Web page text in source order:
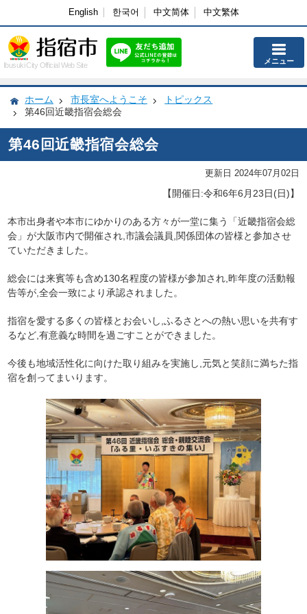
English 한국어 中文简体 中文繁体
Ibusuki City Official Web Site メニュー
ホーム 市長室へようこそ
トピックス
第46回近畿指宿会総会
第46回近畿指宿会総会
更新日 2024年07月02日
【開催日:令和6年6 月 23日(日)】
本市出身者や本市にゆかりのある方々が一堂に集う「近畿指宿会総
会」が大阪市内で開催され,市議会議員,関係団体の皆様と参加させ
ていただきました。
総会には来賓等も含め130名程度の皆様が参加され,昨年度の活動報
告等が,全会一致により承認されました。
指宿を愛する多くの皆様とお会いし,ふるさとへの熱い思いを共有す
るなど,有意義な時間を過ごすことができました。
今後も地域活性化に向けた取り組みを実施し,元気と笑顔に満ちた指
宿を創ってまいります。